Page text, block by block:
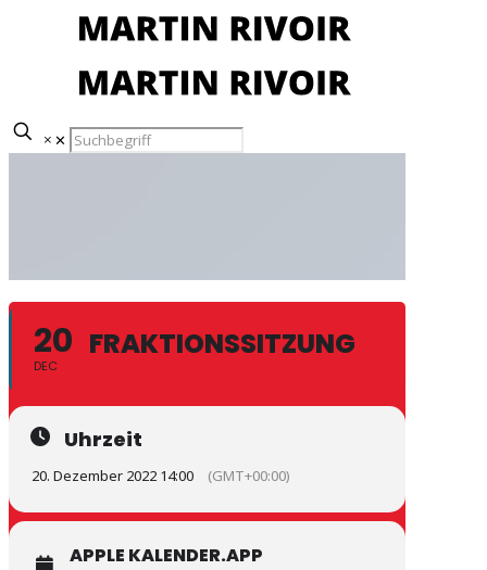
✕
20
DEC
FRAKTIONSSITZUNG
Uhrzeit
20. Dezember 2022 14:00 (GMT+00:00)
APPLE KALENDER.APP